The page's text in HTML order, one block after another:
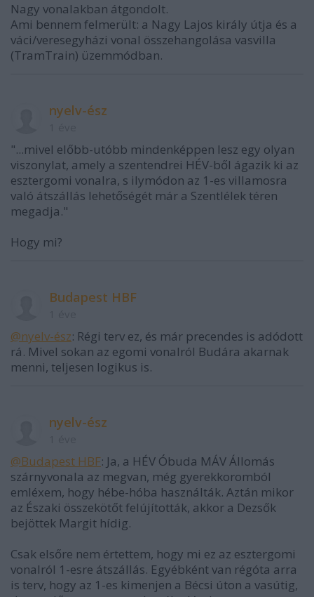
Nagy vonalakban átgondolt.
Ami bennem felmerült: a Nagy Lajos király útja és a
váci/veresegyházi vonal összehangolása vasvilla
(TramTrain) üzemmódban.
nyelv-ész
"...mivel előbb-utóbb mindenképpen lesz egy olyan
viszonylat, amely a szentendrei HÉV-ből ágazik ki az
esztergomi vonalra, s ilymódon az 1-es villamosra
való átszállás lehetőségét már a Szentlélek téren
megadja."
Hogy mi?
Budapest HBF
@nyelv-ész: Régi terv ez, és már precendes is adódott
rá. Mivel sokan az egomi vonalról Budára akarnak
menni, teljesen logikus is.
nyelv-ész
@Budapest HBF: Ja, a HÉV Óbuda MÁV Állomás
szárnyvonala az megvan, még gyerekkoromból
emléxem, hogy hébe-hóba használták. Aztán mikor
az Északi összekötőt felújították, akkor a Dezsők
bejöttek Margit hídig.
Csak elsőre nem értettem, hogy mi ez az esztergomi
vonalról 1-esre átszállás. Egyébként van régóta arra
is terv, hogy az 1-es kimenjen a Bécsi úton a vasútig,